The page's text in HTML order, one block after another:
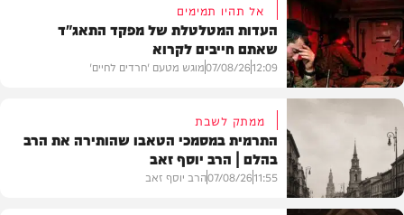
דעות
אל תהיו תמימים
העדות המטלטלת של מפקד התאג"ד
שאתם חייבים לקרוא
12:09
07/08/26מוגש מטעם 'חרדים לחיים'
ממתק לשבת
התרמית במסמכי הטאבו שהותירה את הרב
בהלם | הרב יוסף זאב
11:55
07/08/26הרב יוסף זאב